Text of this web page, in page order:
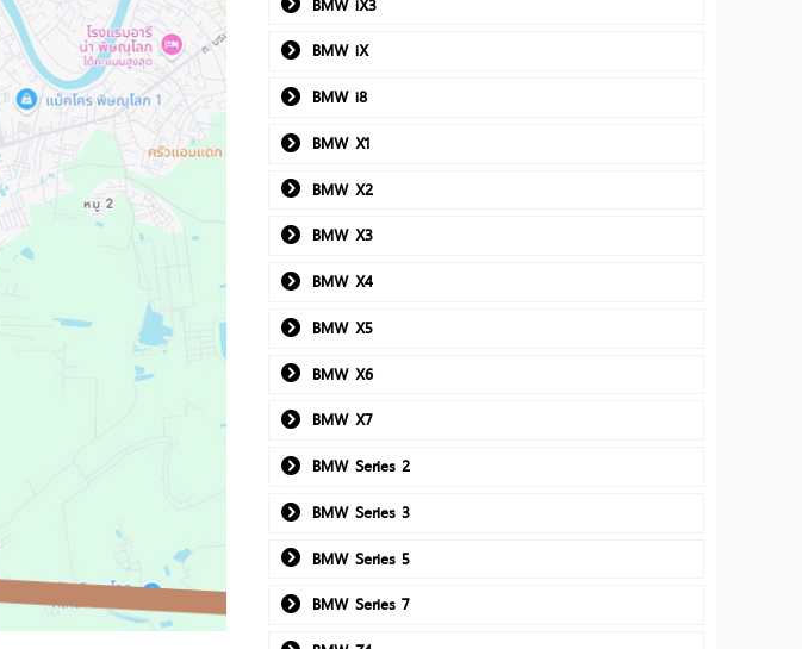
BMW iX
BMW i8
BMW X1
BMW X2
BMW X3
BMW X4
BMW X5
BMW X6
BMW X7
BMW Series 2
BMW Series 3
BMW Series 5
BMW Series 7